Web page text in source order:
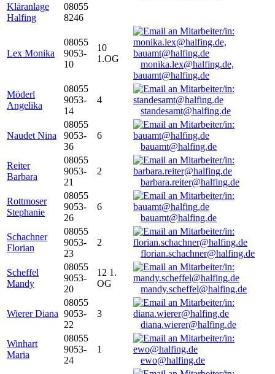
Kläranlage
Halfing
08055
8246
Lex Monika
08055
9053-
10
10
1.OG
monika.lex@halfing.de,
bauamt@halfing.de
Möderl
Angelika
08055
9053-
14
4
standesamt@halfing.de
Naudet Nina
08055
9053-
36
6
bauamt@halfing.de
Reiter
Barbara
08055
9053-
21
2
barbara.reiter@halfing.de
Rottmoser
Stephanie
08055
9053-
26
6
bauamt@halfing.de
Schachner
Florian
08055
9053-
23
2
florian.schachner@halfing.de
Scheffel
Mandy
08055
9053-
20
12 1.
OG
mandy.scheffel@halfing.de
Wierer Diana
08055
9053-
22
3
diana.wierer@halfing.de
Winhart
Maria
08055
9053-
24
1
ewo@halfing.de